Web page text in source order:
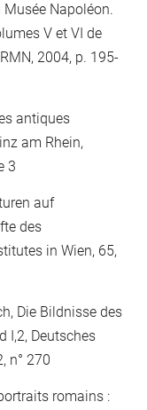
Napoléon.
V et VI de
2004, p. 195-
antiques
am Rhein,
3
auf
des
in Wien, 65,
Die Bildnisse des
I,2, Deutsches
n° 270
romains :